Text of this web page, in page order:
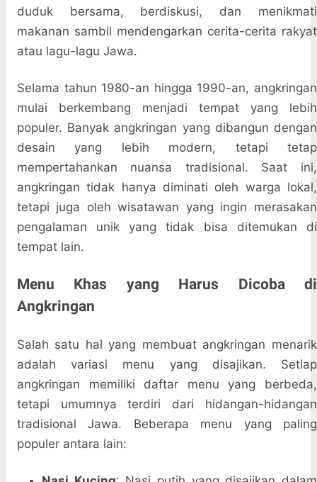
duduk bersama, berdiskusi, dan menikmati
makanan sambil mendengarkan cerita-cerita rakyat
atau lagu-lagu Jawa.
Selama tahun 1980-an hingga 1990-an, angkringan
mulai berkembang menjadi tempat yang lebih
populer. Banyak angkringan yang dibangun dengan
desain yang lebih modern, tetapi tetap
mempertahankan nuansa tradisional. Saat ini,
angkringan tidak hanya diminati oleh warga lokal,
tetapi juga oleh wisatawan yang ingin merasakan
pengalaman unik yang tidak bisa ditemukan di
tempat lain.
Menu Khas yang Harus Dicoba di
Angkringan
Salah satu hal yang membuat angkringan menarik
adalah variasi menu yang disajikan. Setiap
angkringan memiliki daftar menu yang berbeda,
tetapi umumnya terdiri dari hidangan-hidangan
tradisional Jawa. Beberapa menu yang paling
populer antara lain: